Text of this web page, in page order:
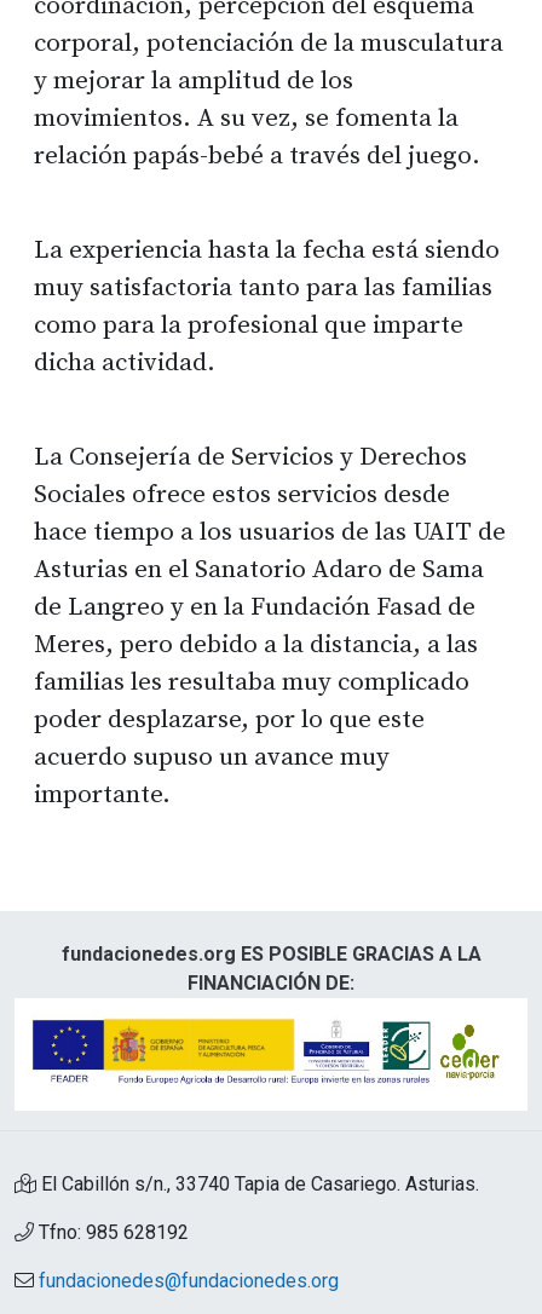
coordinación, percepción del esquema
corporal, potenciación de la musculatura
y mejorar la amplitud de los
movimientos. A su vez, se fomenta la
relación papás-bebé a través del juego.
La experiencia hasta la fecha está siendo
muy satisfactoria tanto para las familias
como para la profesional que imparte
dicha actividad.
La Consejería de Servicios y Derechos
Sociales ofrece estos servicios desde
hace tiempo a los usuarios de las UAIT de
Asturias en el Sanatorio Adaro de Sama
de Langreo y en la Fundación Fasad de
Meres, pero debido a la distancia, a las
familias les resultaba muy complicado
poder desplazarse, por lo que este
acuerdo supuso un avance muy
importante.
fundacionedes.org ES POSIBLE GRACIAS A LA
FINANCIACIÓN DE:
El Cabillón s/n., 33740 Tapia de Casariego. Asturias.
Tfno: 985 628192
fundacionedes@fundacionedes.org